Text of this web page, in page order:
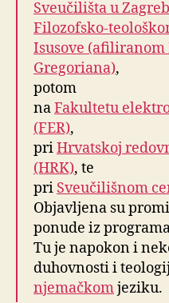
Sveučilišta u
Filozofsko-
Isusove
Gregoriana),
potom
naFakultetu
(FER),
priHrvatskoj
(HRK), te
pri Sveučilišnom
Objavljena su
ponude iz
Tu je napokon i
duhovnosti i
njemačkomjeziku.